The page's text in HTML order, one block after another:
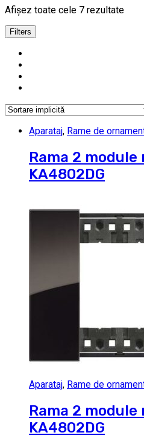
Afișez toate cele 7 rezultate
Filters
Aparataj, Rame de
Rama 2
KA4802DG
Aparataj, Rame de
Rama 2
KA4802DG